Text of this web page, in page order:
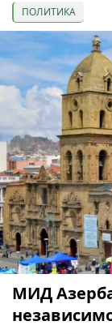
ПОЛИТИКА
МИД